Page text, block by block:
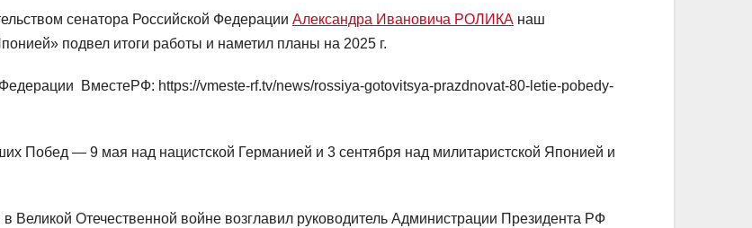
сенатора Российской Федерации Александра Ивановича РОЛИКА наш
подвел итоги работы и наметил планы на 2025 г.
ВместеРФ: https://vmeste-rf.tv/news/rossiya-gotovitsya-prazdnovat-80-letie-pobedy-
Побед — 9 мая над нацистской Германией и 3 сентября над милитаристской Японией и
Великой Отечественной войне возглавил руководитель Администрации Президента РФ